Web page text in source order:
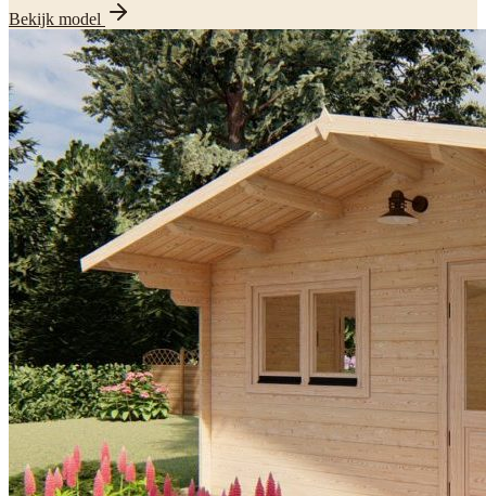
Bekijk model